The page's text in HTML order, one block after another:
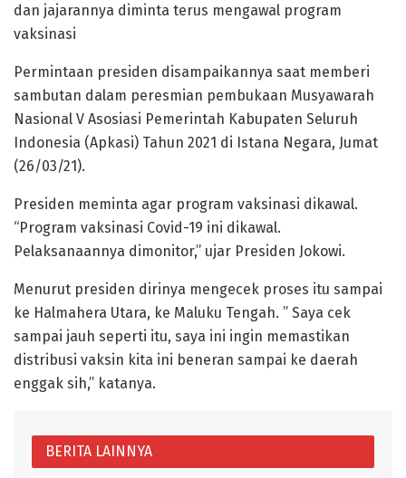
dan jajarannya diminta terus mengawal program
vaksinasi
Permintaan presiden disampaikannya saat memberi
sambutan dalam peresmian pembukaan Musyawarah
Nasional V Asosiasi Pemerintah Kabupaten Seluruh
Indonesia (Apkasi) Tahun 2021 di Istana Negara, Jumat
(26/03/21).
Presiden meminta agar program vaksinasi dikawal.
“Program vaksinasi Covid-19 ini dikawal.
Pelaksanaannya dimonitor,” ujar Presiden Jokowi.
Menurut presiden dirinya mengecek proses itu sampai
ke Halmahera Utara, ke Maluku Tengah. ” Saya cek
sampai jauh seperti itu, saya ini ingin memastikan
distribusi vaksin kita ini beneran sampai ke daerah
enggak sih,” katanya.
BERITA LAINNYA